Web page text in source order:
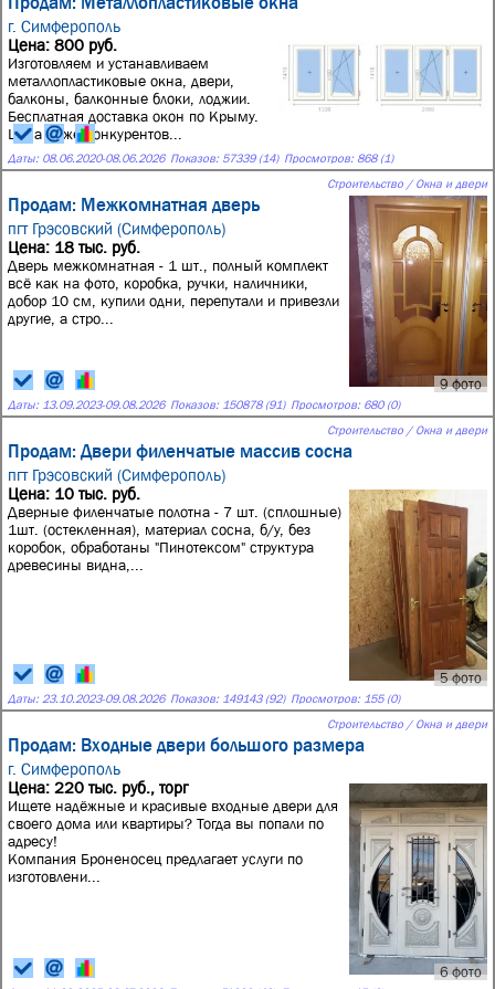
г. Симферополь
Цена: 800 руб.
Изготовляем и устанавливаем
металлопластиковые окна, двери,
балконы, балконные блоки, лоджии.
Бесплатная доставка окон по Крыму.
Цена ниже конкурентов...
Даты: 08.06.2020-08.06.2026 Показов: 57339 (14) Просмотров: 868 (1)
Строительство / Окна и двери
Продам: Межкомнатная дверь
пгт Грэсовский (Симферополь)
9 фото
Цена: 18 тыс. руб.
Дверь межкомнатная - 1 шт., полный комплект
всё как на фото, коробка, ручки, наличники,
добор 10 см, купили одни, перепутали и привезли
другие, а стро...
Даты: 13.09.2023-09.08.2026 Показов: 150878 (91) Просмотров: 680 (0)
Строительство / Окна и двери
Продам: Двери филенчатые массив сосна
пгт Грэсовский (Симферополь)
5 фото
Цена: 10 тыс. руб.
Дверные филенчатые полотна - 7 шт. (сплошные)
1шт. (остекленная), материал сосна, б/у, без
коробок, обработаны "Пинотексом" структура
древесины видна,...
Даты: 23.10.2023-09.08.2026 Показов: 149143 (92) Просмотров: 155 (0)
Строительство / Окна и двери
Продам: Входные двери большого размера
г. Симферополь
6 фото
Цена: 220 тыс. руб., торг
Ищете надёжные и красивые входные двери для
своего дома или квартиры? Тогда вы попали по
адресу!
Компания Броненосец предлагает услуги по
изготовлени...